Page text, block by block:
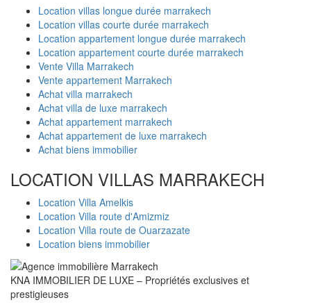
Location villas longue durée marrakech
Location villas courte durée marrakech
Location appartement longue durée marrakech
Location appartement courte durée marrakech
Vente Villa Marrakech
Vente appartement Marrakech
Achat villa marrakech
Achat villa de luxe marrakech
Achat appartement marrakech
Achat appartement de luxe marrakech
Achat biens immobilier
LOCATION VILLAS MARRAKECH
Location Villa Amelkis
Location Villa route d'Amizmiz
Location Villa route de Ouarzazate
Location biens immobilier
KNA IMMOBILIER DE LUXE – Propriétés exclusives et
prestigieuses